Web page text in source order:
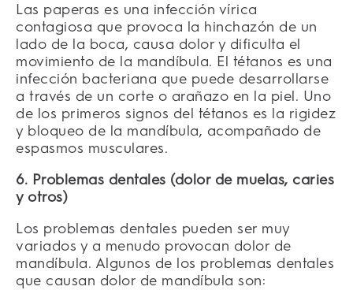
Las paperas es una infección vírica
contagiosa que provoca la hinchazón de un
lado de la boca, causa dolor y dificulta el
movimiento de la mandíbula. El tétanos es una
infección bacteriana que puede desarrollarse
a través de un corte o arañazo en la piel. Uno
de los primeros signos del tétanos es la rigidez
y bloqueo de la mandíbula, acompañado de
espasmos musculares.
6. Problemas dentales (dolor de muelas, caries
y otros)
Los problemas dentales pueden ser muy
variados y a menudo provocan dolor de
mandíbula. Algunos de los problemas dentales
que causan dolor de mandíbula son: